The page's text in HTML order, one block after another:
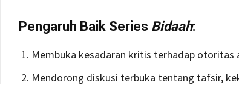
Pengaruh Baik Series Bidaah:
Membuka kesadaran kritis terhadap otoritas
Mendorong diskusi terbuka tentang tafsir,